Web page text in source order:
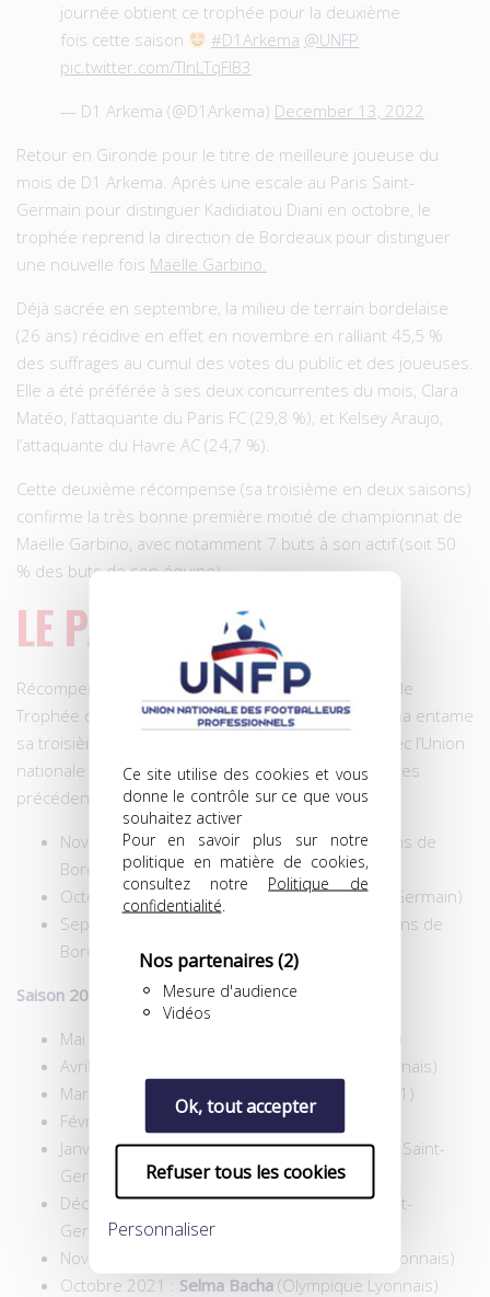
Ce site utilise des cookies et vous
donne le contrôle sur ce que vous
souhaitez activer
Pour en savoir plus sur notre
politique en matière de cookies,
consultez notre Politique de
confidentialité
Nos partenaires(2)
Mesure d'audience
Vidéos
Ok, tout accepter
Refuser tous les cookies
Personnaliser
journée obtient ce trophée pour la deuxième
fois cette saison
#D1Arkema @UNFP
pic.twitter.com/TlnLTqFlB3
— D1 Arkema (@D1Arkema) December 13, 2022
Retour en Gironde pour le titre de meilleure joueuse du
mois de D1 Arkema. Après une escale au Paris Saint-
Germain pour distinguer Kadidiatou Diani en octobre, le
trophée reprend la direction de Bordeaux pour distinguer
une nouvelle fois Maëlle Garbino.
Déjà sacrée en septembre, la milieu de terrain bordelaise
(26 ans) récidive en effet en novembre en ralliant 45,5 %
des suffrages au cumul des votes du public et des joueuses.
Elle a été préférée à ses deux concurrentes du mois, Clara
Matéo, l’attaquante du Paris FC (29,8 %), et Kelsey Araujo,
l’attaquante du Havre AC (24,7 %).
Cette deuxième récompense (sa troisième en deux saisons)
confirme la très bonne première moitié de championnat de
Maëlle Garbino, avec notamment 7 buts à son actif (soit 50
% des buts de son équipe).
LE PALMARÈS
Récompense individuelle créée par la FFF en 2020, le
Trophée de joueuse du mois de la Division 1 Arkema entame
sa troisième saison, la deuxième en partenariat avec l’Union
nationale des footballeurs professionnels (UNFP). Les
précédentes lauréates :
Novembre 2022 :
Maëlle Garbino(FC Girondins de
Bordeaux)
Octobre 2022 :Kadidiatou Diani(Paris Saint-Germain)
Septembre 2022 :
(FC Girondins de
Bordeaux)
Saison 2021-2022
Mai 2022 :
Avril 2022 :
(Olympique Lyonnais)
Mars 2022 :
Rosemonde Kouassi
(FC Fleury 91)
Février 2022 :
Clara Matéo
(Paris FC)
Janvier 2022 :Marie-Antoinette Katoto(Paris Saint-
Germain)
Décembre 2021 :Sakina Karchaoui(Paris Saint-
Germain)
Novembre 2021 :
(Olympique Lyonnais)
Octobre 2021 : Selma Bacha (Olympique Lyonnais)